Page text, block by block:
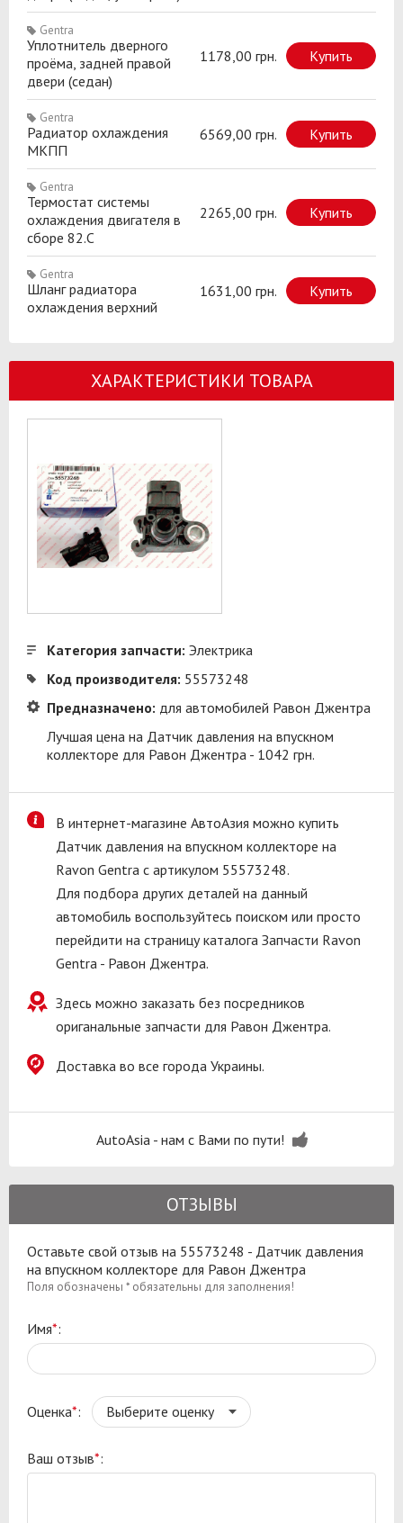
Gentra
Уплотнитель дверного
проёма, задней правой
двери (седан)
1178,00 грн. Купить
Gentra
Радиатор охлаждения
МКПП
6569,00 грн. Купить
Gentra
Термостат системы
охлаждения двигателя в
сборе 82.C
2265,00 грн. Купить
Gentra
Шланг радиатора
охлаждения верхний
1631,00 грн. Купить
ХАРАКТЕРИСТИКИ ТОВАРА
Категория запчасти: Электрика
Код производителя: 55573248
Предназначено: для автомобилей Равон Джентра
Лучшая цена на Датчик давления на впускном
коллекторе для Равон Джентра - 1042 грн.
В интернет-магазине АвтоАзия можно купить
Датчик давления на впускном коллекторе на
Ravon Gentra с артикулом 55573248.
Для подбора других деталей на данный
автомобиль воспользуйтесь поиском или просто
перейдити на страницу каталога Запчасти Ravon
Gentra - Равон Джентра.
Здесь можно заказать без посредников
ориганальные запчасти для Равон Джентра.
Доставка во все города Украины.
AutoAsia - нам с Вами по пути!
ОТЗЫВЫ
Оставьте свой отзыв на 55573248 - Датчик давления
на впускном коллекторе для Равон Джентра
Поля обозначены * обязательны для заполнения!
Имя*:
Оценка*:
Ваш отзыв*: